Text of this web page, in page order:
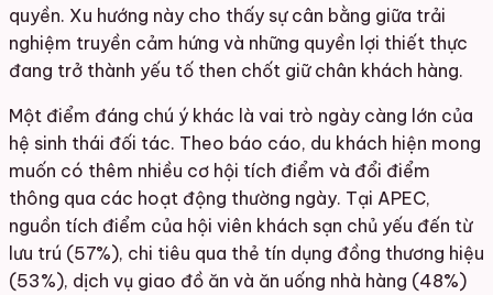
quyền. Xu hướng này cho thấy sự cân bằng giữa trải
nghiệm truyền cảm hứng và những quyền lợi thiết thực
đang trở thành yếu tố then chốt giữ chân khách hàng.
Một điểm đáng chú ý khác là vai trò ngày càng lớn của
hệ sinh thái đối tác. Theo báo cáo, du khách hiện mong
muốn có thêm nhiều cơ hội tích điểm và đổi điểm
thông qua các hoạt động thường ngày. Tại APEC,
nguồn tích điểm của hội viên khách sạn chủ yếu đến từ
lưu trú (57%), chi tiêu qua thẻ tín dụng đồng thương hiệu
(53%), dịch vụ giao đồ ăn và ăn uống nhà hàng (48%)